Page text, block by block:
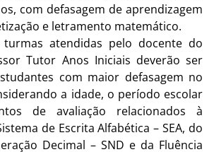
com defasagem de aprendizagem
e letramento matemático.
atendidas pelo docente do
Tutor Anos Iniciais deverão ser
com maior defasagem no
a idade, o período escolar
de avaliação relacionados à
de Escrita Alfabética – SEA, do
Decimal – SND e da Fluência